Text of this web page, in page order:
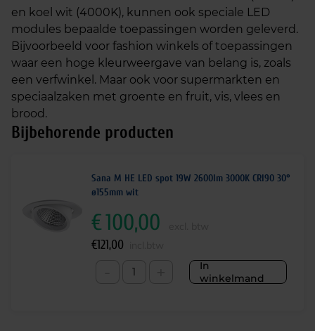
en koel wit (4000K), kunnen ook speciale LED
modules bepaalde toepassingen worden geleverd.
Bijvoorbeeld voor fashion winkels of toepassingen
waar een hoge kleurweergave van belang is, zoals
een verfwinkel. Maar ook voor supermarkten en
speciaalzaken met groente en fruit, vis, vlees en
brood.
Bijbehorende producten
Sana M HE LED spot 19W 2600lm 3000K CRI90 30°
ø155mm wit
In
winkelmand
€100,00
€121,00